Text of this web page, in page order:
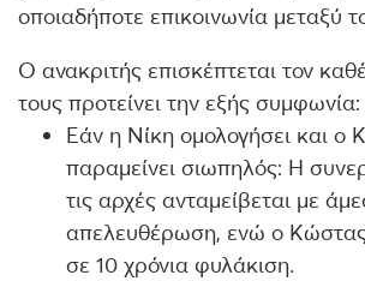
οποιαδήποτε επικοινωνία μεταξύ
Ο ανακριτής επισκέπτεται τον
τους προτείνει την εξής συμφωνία:
Εάν η Νίκη ομολογήσει και ο
παραμείνει σιωπηλός: Η
τις αρχές ανταμείβεται με
απελευθέρωση, ενώ ο Κώστας
σε 10 χρόνια φυλάκιση.